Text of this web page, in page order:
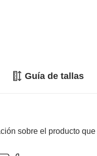
Guía de tallas
sobre el producto